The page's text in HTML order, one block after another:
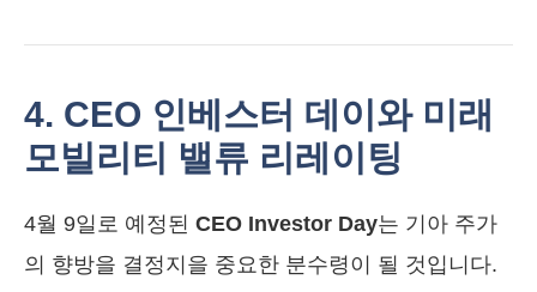
4. CEO 인베스터 데이와 미래
모빌리티 밸류 리레이팅
4월 9일로 예정된 CEO Investor Day는 기아 주가
의 향방을 결정지을 중요한 분수령이 될 것입니다.